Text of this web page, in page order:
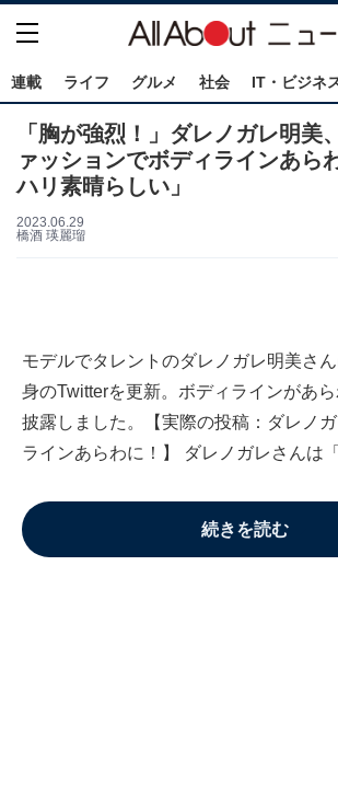
連載 ライフ グルメ 社会 IT・ビジネ
「胸が強烈！」ダレノガレ明美
ァッションでボディラインあら
ハリ素晴らしい」
2023.06.29
橋酒 瑛麗瑠
モデルでタレントのダレノガレ明美さ
身のTwitterを更新。ボディラインがあ
披露しました。【実際の投稿：ダレノ
ラインあらわに！】 ダレノガレさんは
続きを読む